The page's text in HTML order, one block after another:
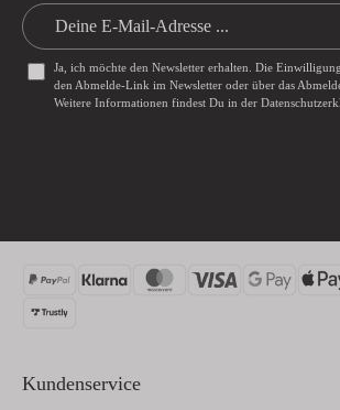
Ja, ich möchte den Newsletter erhalten. Die
den Abmelde-Link im Newsletter oder über das
Weitere Informationen findest Du in der
Kundenservice